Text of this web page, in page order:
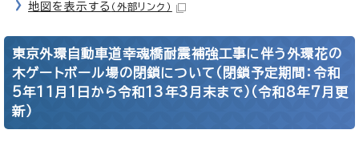
地図を表示する （外部リンク）
東京外環自動車道幸魂橋耐震補強工事に伴う外環花の
木ゲートボール場の閉鎖について（閉鎖予定期間：令和
5年11月1日から令和13年3月末まで）（令和8年7月更
新）